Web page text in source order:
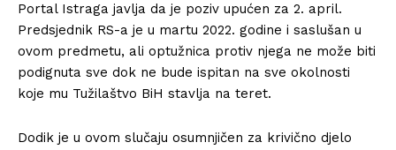
Portal Istraga javlja da je poziv upućen za 2. april.
Predsjednik RS-a je u martu 2022. godine i saslušan u
ovom predmetu, ali optužnica protiv njega ne može biti
podignuta sve dok ne bude ispitan na sve okolnosti
koje mu Tužilaštvo BiH stavlja na teret.
Dodik je u ovom slučaju osumnjičen za krivično djelo